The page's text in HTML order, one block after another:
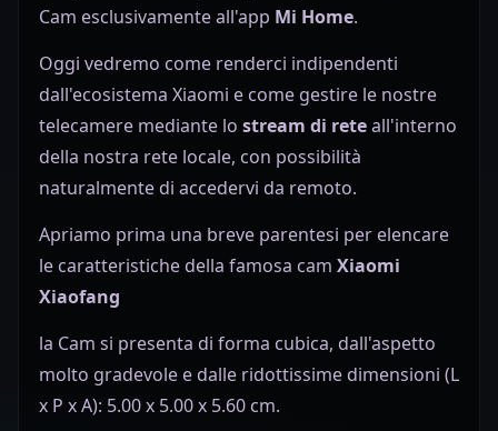
Cam esclusivamente all'app Mi Home.
Oggi vedremo come renderci indipendenti
dall'ecosistema Xiaomi e come gestire le nostre
telecamere mediante lo stream di reteall'interno
della nostra rete locale, con possibilità
naturalmente di accedervi da remoto.
Apriamo prima una breve parentesi per elencare
le caratteristiche della famosa cam Xiaomi
Xiaofang
la Cam si presenta di forma cubica, dall'aspetto
molto gradevole e dalle ridottissime dimensioni (L
x P x A): 5.00 x 5.00 x 5.60 cm.